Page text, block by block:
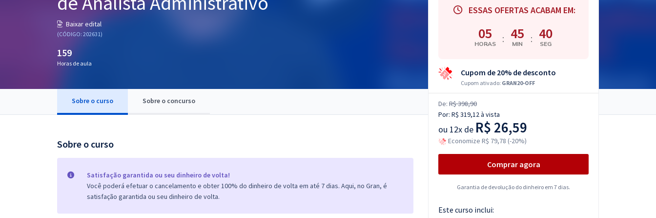
Baixar edital
(CÓDIGO: 202631)
159
Horas de aula
Sobre o curso Sobre o concurso
Sobre o curso
Satisfação garantida ou seu dinheiro de volta!
Você poderá efetuar o cancelamento e obter 100% do dinheiro de volta em até 7 dias. Aqui, no Gran, é
satisfação garantida ou seu dinheiro de volta.
ESSAS OFERTAS ACABAM EM:
05
HORAS : 45
MIN : 39
SEG
Cupom de 20% de desconto
Cupom ativado: GRAN20-OFF
De: R$ 398,90
Por: R$ 319,12à vista
ou 12x de R$ 26,59
Economize R$ 79,78 (-20%)
Comprar agora
Garantia de devolução do dinheiro em 7 dias.
Este curso inclui: